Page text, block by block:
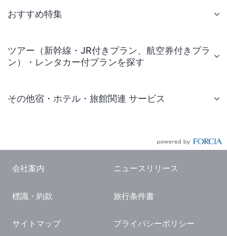
おすすめ特集
ツアー（新幹線・JR付きプラン、航空券付きプラ
ン）・レンタカー付プランを探す
その他宿・ホテル・旅館関連 サービス
国内観光ガイド
旅行・観光情報
会社案内 ニュースリリース
標識・約款 旅行条件書
サイトマップ プライバシーポリシー